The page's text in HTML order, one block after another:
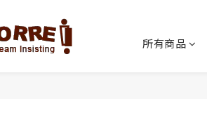
所有商品